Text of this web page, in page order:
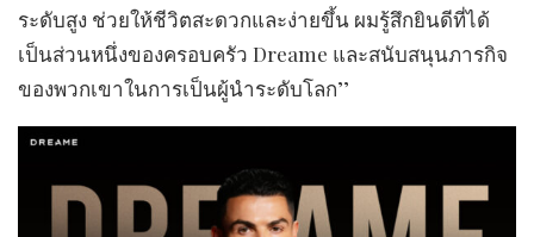
ระดับสูง ช่วยให้ชีวิตสะดวกและง่ายขึ้น ผมรู้สึกยินดีที่ได้
เป็นส่วนหนึ่งของครอบครัว Dreame และสนับสนุนภารกิจ
ของพวกเขาในการเป็นผู้นำระดับโลก’’